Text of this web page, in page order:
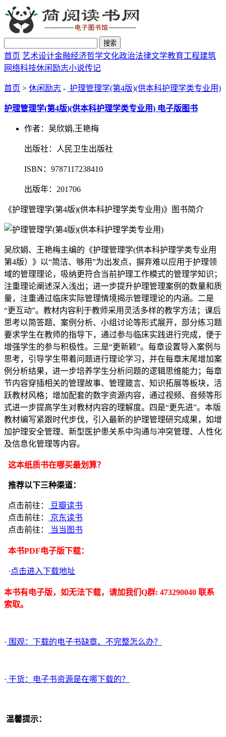
搜索
首页 艺术设计金融经济哲学文化政治法律文学教育工程建筑
网络科技休闲励志小说传记
首页 > 休闲励志 - 护理管理学(第4版)(供本科护理学类专业用)
护理管理学(第4版)(供本科护理学类专业用) 电子版图书
作者：吴欣娟,王艳梅
出版社：人民卫生出版社
ISBN：9787117238410
出版年：201706
《护理管理学(第4版)(供本科护理学类专业用)》图书简介
吴欣娟、王艳梅主编的《护理管理学(供本科护理学类专业用
第4版）》以“简洁、够用”为出发点，摒弃难以应用于护理领
域的管理理论，吸纳更符合当前护理工作模式的管理学知识；
注重理论阐述深入浅出；进一步提升护理管理案例的数量和质
量，注重通过临床实际管理情境揭示管理理论的内涵。二是
“更互动”。教材内容利于教师采用灵活多样的教学方法；课后
思考以简答题、案例分析、小组讨论等形式展开，部分练习题
要求学生在教师的指导下，通过参与临床实践进行完成，便于
增强学生的参与积极性。三是“更新颖”。每章设置导入案例与
思考，引导学生带着问题进行理论学习，并在每章末尾增加案
例分析结果，进一步培养学生分析问题的逻辑思维能力；每章
节内容穿插相关的管理故事、管理箴言、知识拓展等板块，活
跃教材风格；增加配套的数字资源内容，通过视频、音频等形
式进一步提高学生对教材内容的理解度。四是“更先进”。本版
教材编写紧跟时代步伐，引入最新的护理管理研究成果，如增
加护理安全管理、新型医护患关系中沟通与冲突管理、人性化
及信息化管理等内容。
这本纸质书在哪买最划算？
推荐以下三种渠道：
点击前往：
豆瓣读书
点击前往：
京东读书
点击前往：
当当图书
本书PDF电子版下载：
·点击进入下载地址
本书有电子版，如无法下载，请加我们Q群: 473290040 联系
索取。
· 围观：下载的电子书缺章、不完整怎么办？
· 干货：电子书资源是在哪下载的？
温馨提示：